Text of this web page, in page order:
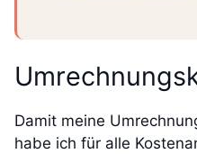
Damit meine
habe ich für alle